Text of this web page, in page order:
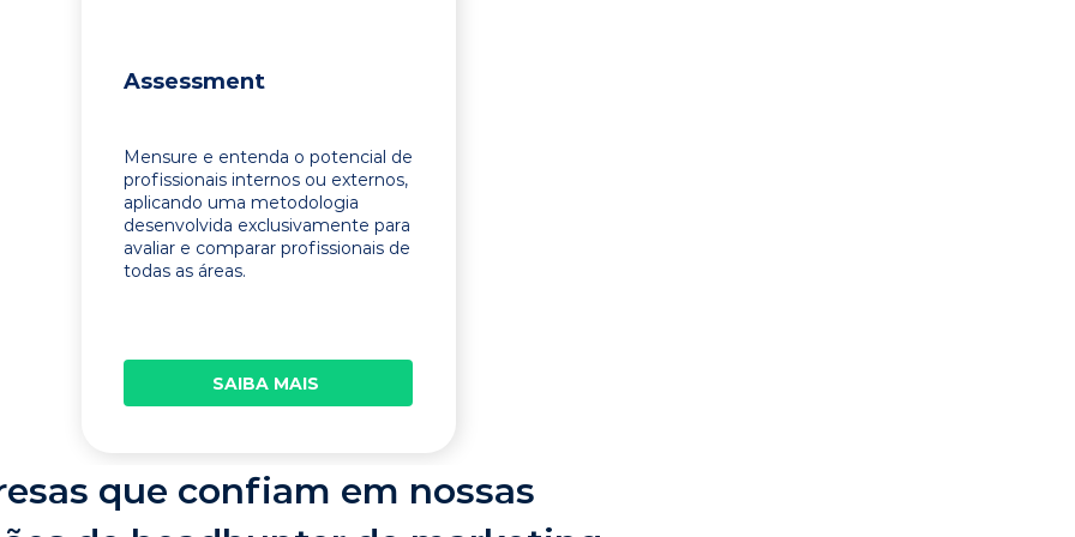
Assessment
Mensure e entenda o potencial de
profissionais internos ou externos,
aplicando uma metodologia
desenvolvida exclusivamente para
avaliar e comparar profissionais de
todas as áreas.
SAIBA MAIS
que confiam em nossas